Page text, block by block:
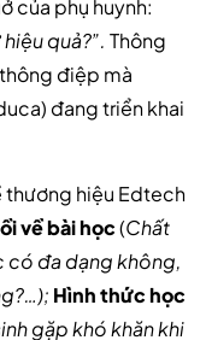
của phụ huynh:
quả?”. Thông
điệp mà
đang triển khai
thương hiệu Edtech
về bài học(Chất
có đa dạng không,
Hình thức học
gặp khó khăn khi